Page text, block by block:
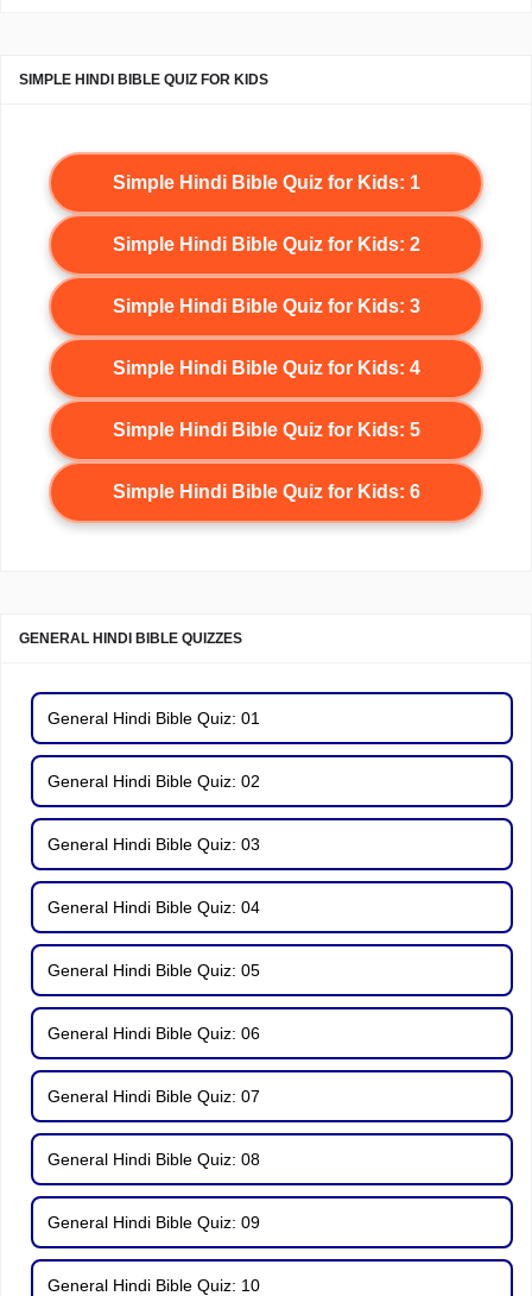
SIMPLE HINDI BIBLE QUIZ FOR KIDS
Simple Hindi Bible Quiz for Kids: 1
Simple Hindi Bible Quiz for Kids: 2
Simple Hindi Bible Quiz for Kids: 3
Simple Hindi Bible Quiz for Kids: 4
Simple Hindi Bible Quiz for Kids: 5
Simple Hindi Bible Quiz for Kids: 6
GENERAL HINDI BIBLE QUIZZES
General Hindi Bible Quiz: 01
General Hindi Bible Quiz: 02
General Hindi Bible Quiz: 03
General Hindi Bible Quiz: 04
General Hindi Bible Quiz: 05
General Hindi Bible Quiz: 06
General Hindi Bible Quiz: 07
General Hindi Bible Quiz: 08
General Hindi Bible Quiz: 09
General Hindi Bible Quiz: 10